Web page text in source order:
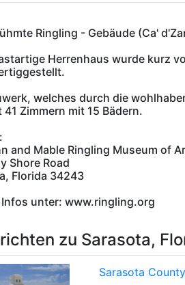
Ringling - Gebäude (Ca'
Herrenhaus wurde kurz
welches durch die
Zimmern mit 15 Bädern.
and Mable Ringling Museum of
Shore Road
Florida 34243
Infos unter: www.ringling.org
zu Sarasota,
Sarasota